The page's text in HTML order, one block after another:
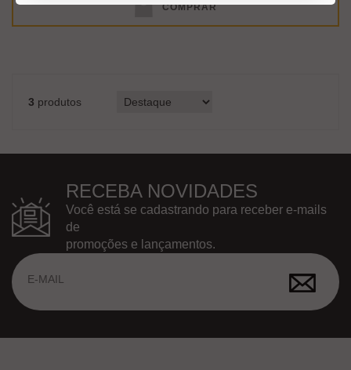
COMPRAR
3 produtos
RECEBA NOVIDADES
Você está se cadastrando para receber e-mails
de
promoções e lançamentos.